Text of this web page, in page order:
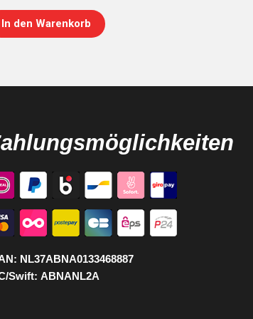
In den Warenkorb
NL37ABNA0133468887
Swift: ABNANL2A